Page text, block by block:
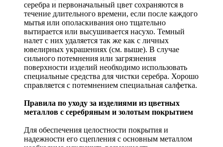
серебра и первоначальный цвет сохраняются в
течение длительного времени, если после каждого
мытья или ополаскивания оно тщательно
вытирается или высушивается насухо. Темный
налет с них удаляется так же как с личных
ювелирных украшениях (см. выше). В случае
сильного потемнения или загрязнения
поверхности изделий необходимо использовать
специальные средства для чистки серебра. Хорошо
справляется с потемнением специальная салфетка.
Правила по уходу за изделиями из цветных
металлов с серебряным и золотым покрытием
Для обеспечения целостности покрытия и
надежности его сцепления с основным металлом